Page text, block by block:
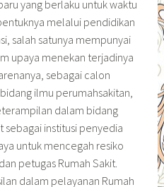
yang berlaku untuk waktu
melalui pendidikan
salah satunya mempunyai
upaya menekan terjadinya
sebagai calon
ilmu perumahsakitan,
dalam bidang
sebagai institusi penyedia
untuk mencegah resiko
petugas Rumah Sakit.
dalam pelayanan Rumah